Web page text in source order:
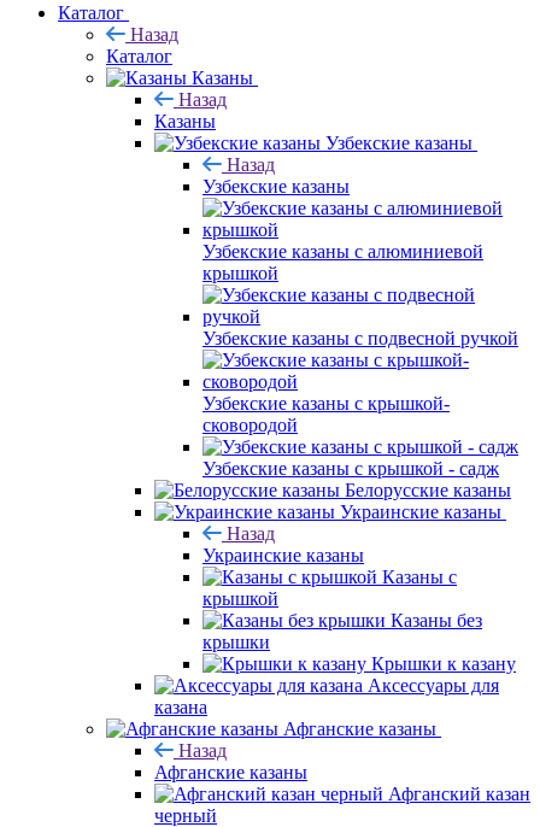
Каталог
Назад
Каталог
Казаны
Назад
Казаны
Узбекские казаны
Назад
Узбекские казаны
Узбекские казаны с алюминиевой
крышкой
Узбекские казаны с подвесной ручкой
Узбекские казаны с крышкой-
сковородой
Узбекские казаны с крышкой - садж
Белорусские казаны
Украинские казаны
Назад
Украинские казаны
Казаны с
крышкой
Казаны без
крышки
Крышки к казану
Аксессуары для
казана
Афганские казаны
Назад
Афганские казаны
Афганский казан
черный